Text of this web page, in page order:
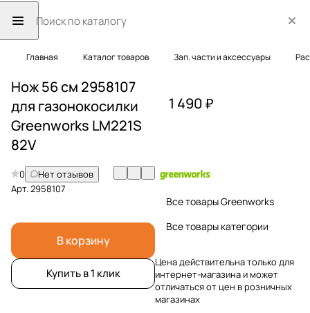
Главная Каталог товаров Зап. части и аксессуары
Нож 56 см 2958107
для газонокосилки
Greenworks LM221S
82V
0
Нет отзывов
Арт.2958107
В корзину
Купить в 1 клик
1 490 ₽
Все товары Greenworks
Все товары категории
Цена действительна только для
интернет-магазина и может
отличаться от цен в розничных
магазинах